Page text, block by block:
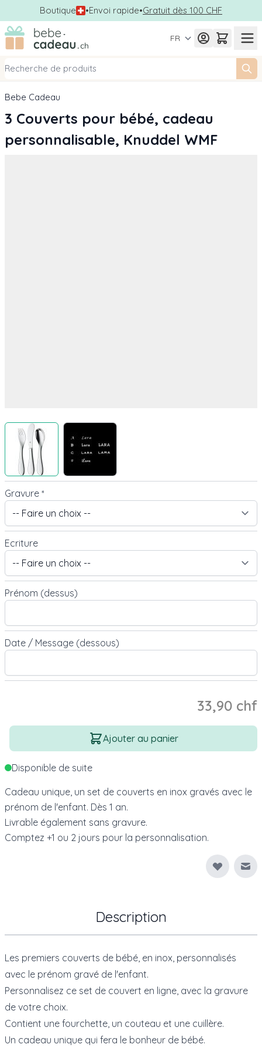
Boutique •Envoi rapide•Gratuit dès 100 CHF
Allez au contenu
FR
Bebe Cadeau
3 Couverts pour bébé, cadeau
personnalisable, Knuddel WMF
View larger imageView larger image
Gravure *
Ecriture
Prénom (dessus)
Date / Message (dessous)
33,90 chf
Quantité
Ajouter au panier
Disponible de suite
Cadeau unique, un set de couverts en inox gravés avec le
prénom de l'enfant. Dès 1 an.
Livrable également sans gravure.
Comptez +1 ou 2 jours pour la personnalisation.
Description
Les premiers couverts de bébé, en inox, personnalisés
avec le prénom gravé de l'enfant.
Personnalisez ce set de couvert en ligne, avec la gravure
de votre choix.
Contient une fourchette, un couteau et une cuillère.
Un cadeau unique qui fera le bonheur de bébé.